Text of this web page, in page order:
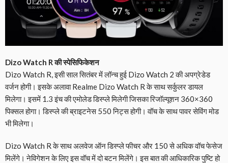
Dizo Watch R की स्पेसिफिकेशन
Dizo Watch R, इसी साल सितंबर में लॉन्च हुई Dizo Watch 2 की अपग्रेडेड
वर्जन होगी। इसके अलावा Realme Dizo Watch R के साथ सर्कुलर डायल
मिलेगा। इसमें 1.3 इंच की एमोलेड डिस्प्ले मिलेगी जिसका रिजॉल्यूशन 360×360
पिक्सल होगा। डिस्प्ले की ब्राइटनेस 550 निट्स होगी। वॉच के साथ पावर सेविंग मोड
भी मिलेगा।
Dizo Watch R के साथ अलवेज ऑन डिस्प्ले फीचर और 150 से अधिक वॉच फेसेज
मिलेंगे। नेविगेशन के लिए इस वॉच में दो बटन मिलेंगे। इस बात की आधिकारिक पुष्टि हो